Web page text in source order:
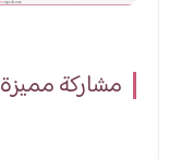
مشاركة مميزة